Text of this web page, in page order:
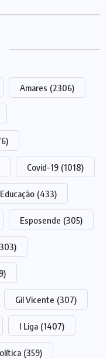
Amares (2306)
Covid-19 (1018)
Educação (433)
Esposende (305)
Gil Vicente (307)
I Liga (1407)
(359)